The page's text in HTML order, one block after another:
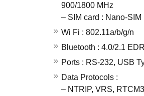
900/1800 MHz
– SIM card : Nano-SIM
Wi Fi : 802.11a/b/g/n
Bluetooth : 4.0/2.1 EDR
Ports : RS-232, USB
Data Protocols :
– NTRIP, VRS,